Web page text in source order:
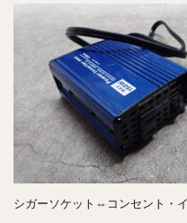
シガーソケット⇔コンセント・